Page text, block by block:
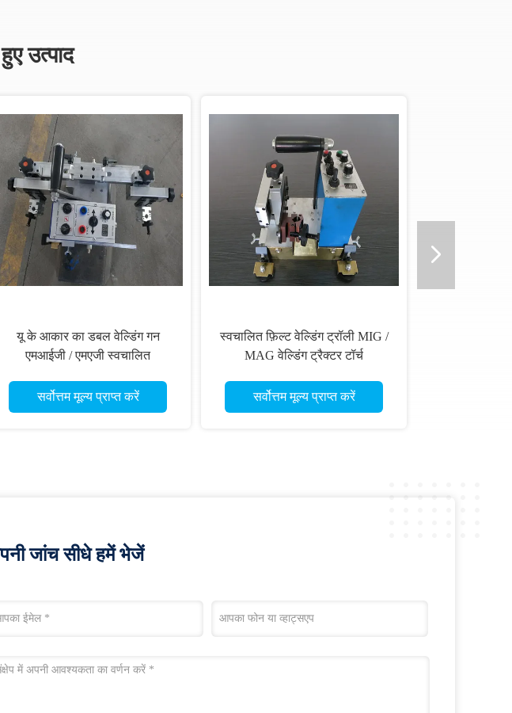
उत्पाद
यू के आकार का डबल वेल्डिंग गन
एमआईजी / एमएजी स्वचालित
सर्वोत्तम मूल्य प्राप्त करें
स्वचालित फ़िल्ट वेल्डिंग ट्रॉली MIG /
MAG वेल्डिंग ट्रैक्टर टॉर्च
सर्वोत्तम मूल्य प्राप्त करें
जांच सीधे हमें भेजें